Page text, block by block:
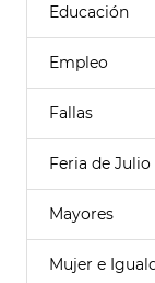
Educación
Empleo
Fallas
Feria de Julio
Mayores
Mujer e